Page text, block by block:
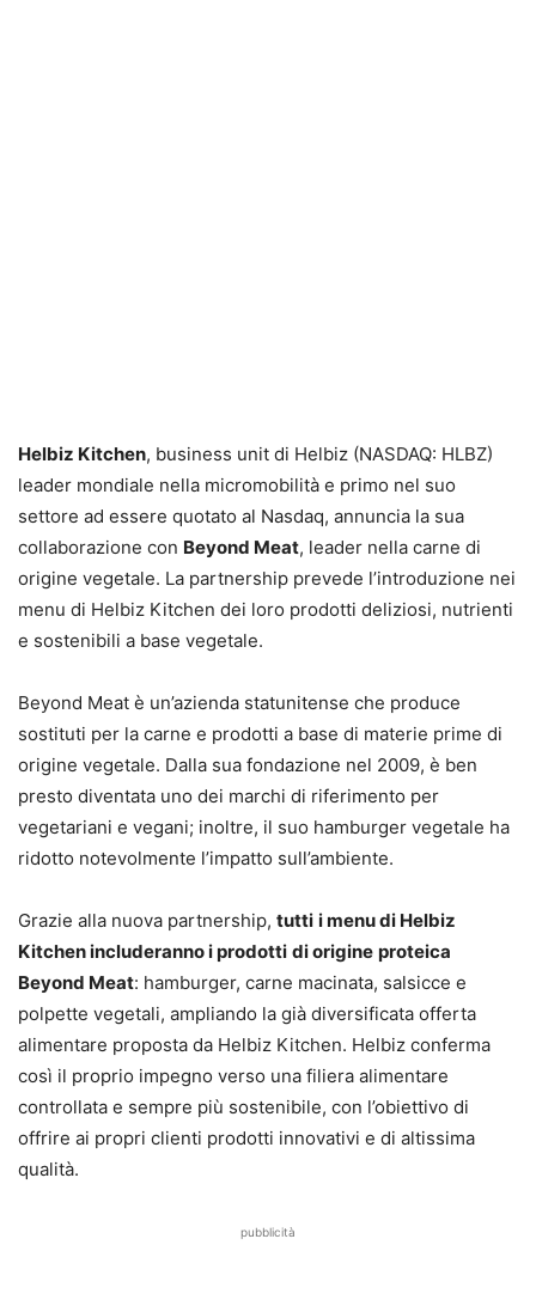
Helbiz Kitchen, business unit di Helbiz (NASDAQ: HLBZ)
leader mondiale nella micromobilità e primo nel suo
settore ad essere quotato al Nasdaq, annuncia la sua
collaborazione con Beyond Meat, leader nella carne di
origine vegetale. La partnership prevede l’introduzione nei
menu di Helbiz Kitchen dei loro prodotti deliziosi, nutrienti
e sostenibili a base vegetale.
Beyond Meat è un’azienda statunitense che produce
sostituti per la carne e prodotti a base di materie prime di
origine vegetale. Dalla sua fondazione nel 2009, è ben
presto diventata uno dei marchi di riferimento per
vegetariani e vegani; inoltre, il suo hamburger vegetale ha
ridotto notevolmente l’impatto sull’ambiente.
Grazie alla nuova partnership, tutti i menu di Helbiz
Kitchen includeranno i prodotti di origine proteica
Beyond Meat: hamburger, carne macinata, salsicce e
polpette vegetali, ampliando la già diversificata offerta
alimentare proposta da Helbiz Kitchen. Helbiz conferma
così il proprio impegno verso una filiera alimentare
controllata e sempre più sostenibile, con l’obiettivo di
offrire ai propri clienti prodotti innovativi e di altissima
qualità.
pubblicità